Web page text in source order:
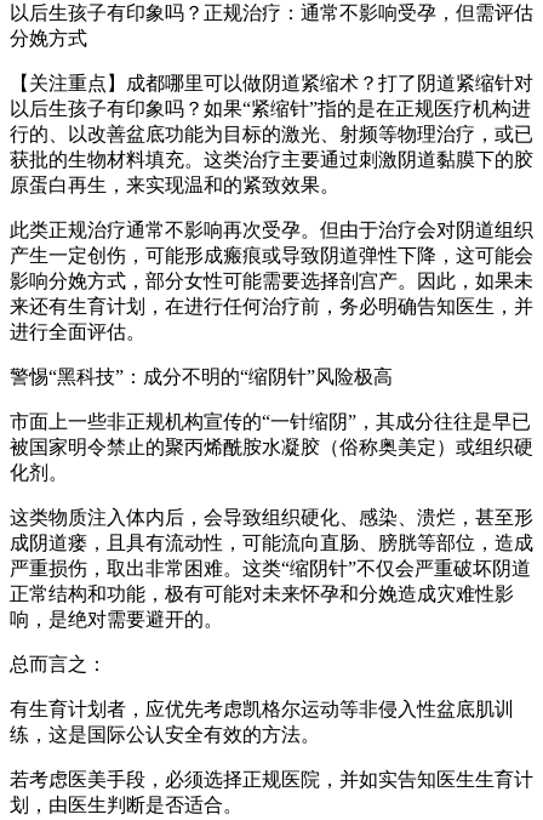
以后生孩子有印象吗？正规治疗：通常不影响受孕，但需评估
分娩方式
【关注重点】成都哪里可以做阴道紧缩术？打了阴道紧缩针对
以后生孩子有印象吗？如果“紧缩针”指的是在正规医疗机构进
行的、以改善盆底功能为目标的激光、射频等物理治疗，或已
获批的生物材料填充。这类治疗主要通过刺激阴道黏膜下的胶
原蛋白再生，来实现温和的紧致效果。
此类正规治疗通常不影响再次受孕。但由于治疗会对阴道组织
产生一定创伤，可能形成瘢痕或导致阴道弹性下降，这可能会
影响分娩方式，部分女性可能需要选择剖宫产。因此，如果未
来还有生育计划，在进行任何治疗前，务必明确告知医生，并
进行全面评估。
警惕“黑科技”：成分不明的“缩阴针”风险极高
市面上一些非正规机构宣传的“一针缩阴”，其成分往往是早已
被国家明令禁止的聚丙烯酰胺水凝胶（俗称奥美定）或组织硬
化剂。
这类物质注入体内后，会导致组织硬化、感染、溃烂，甚至形
成阴道瘘，且具有流动性，可能流向直肠、膀胱等部位，造成
严重损伤，取出非常困难。这类“缩阴针”不仅会严重破坏阴道
正常结构和功能，极有可能对未来怀孕和分娩造成灾难性影
响，是绝对需要避开的。
总而言之：
有生育计划者，应优先考虑凯格尔运动等非侵入性盆底肌训
练，这是国际公认安全有效的方法。
若考虑医美手段，必须选择正规医院，并如实告知医生生育计
划，由医生判断是否适合。